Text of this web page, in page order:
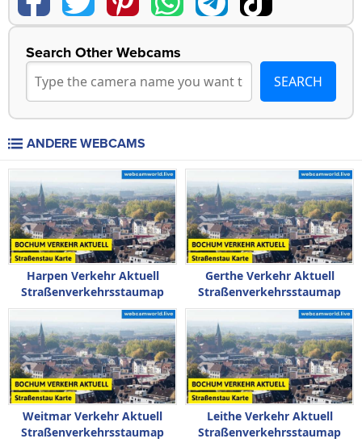
Search Other Webcams
ANDERE WEBCAMS
Harpen Verkehr Aktuell
Straßenverkehrsstaumap
Gerthe Verkehr Aktuell
Straßenverkehrsstaumap
Weitmar Verkehr Aktuell
Straßenverkehrsstaumap
Leithe Verkehr Aktuell
Straßenverkehrsstaumap